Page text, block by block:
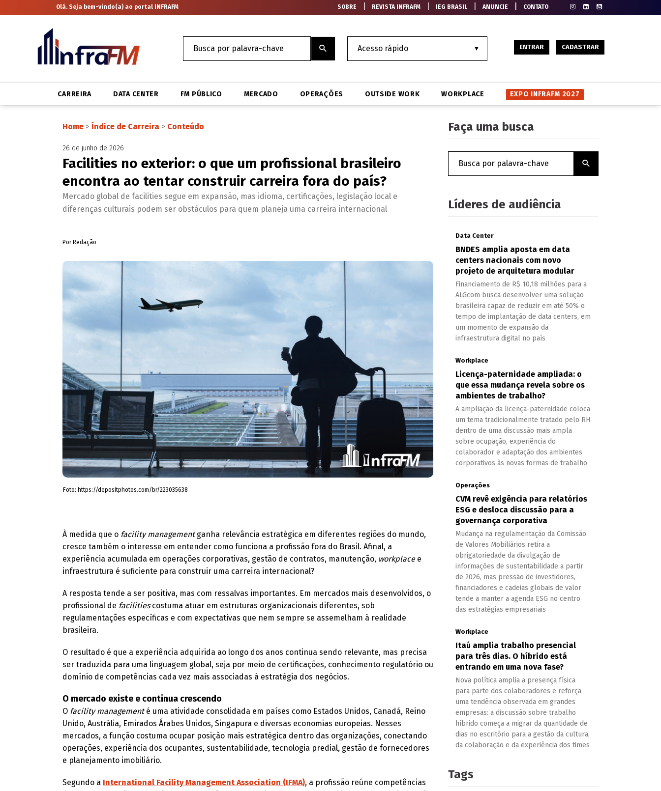
Olá. Seja bem-vindo(a) ao portal INFRAFM SOBRE REVISTA INFRAFM IEG BRASIL|ANUNCIE CONTATO
ENTRAR CADASTRAR
CARREIRA DATA CENTER FM PÚBLICO MERCADO OPERAÇÕES OUTSIDE WORK WORKPLACE EXPO INFRAFM 2027
Home> Índice de Carreira > Conteúdo
26 de junho de 2026
Facilities no exterior: o que um profissional brasileiro
encontra ao tentar construir carreira fora do país?
Mercado global de facilities segue em expansão, mas idioma, certificações, legislação local e
diferenças culturais podem ser obstáculos para quem planeja uma carreira internacional
Por Redação
Foto: https://depositphotos.com/br/223035638
À medida que o facility managementganha relevância estratégica em diferentes regiões do mundo,
cresce também o interesse em entender como funciona a profissão fora do Brasil. Afinal, a
experiência acumulada em operações corporativas, gestão de contratos, manutenção, workplacee
infraestrutura é suficiente para construir uma carreira internacional?
A resposta tende a ser positiva, mas com ressalvas importantes. Em mercados mais desenvolvidos, o
profissional de facilitiescostuma atuar em estruturas organizacionais diferentes, sob
regulamentações específicas e com expectativas que nem sempre se assemelham à realidade
brasileira.
O resultado é que a experiência adquirida ao longo dos anos continua sendo relevante, mas precisa
ser traduzida para uma linguagem global, seja por meio de certificações, conhecimento regulatório ou
domínio de competências cada vez mais associadas à estratégia dos negócios.
O mercado existe e continua crescendo
O facility managementé uma atividade consolidada em países como Estados Unidos, Canadá, Reino
Unido, Austrália, Emirados Árabes Unidos, Singapura e diversas economias europeias. Nesses
mercados, a função costuma ocupar posição mais estratégica dentro das organizações, conectando
operações, experiência dos ocupantes, sustentabilidade, tecnologia predial, gestão de fornecedores
e planejamento imobiliário.
Segundo a International Facility Management Association (IFMA), a profissão reúne competências
Faça uma busca
Líderes de audiência
Data Center
BNDES amplia aposta em data
centers nacionais com novo
projeto de arquitetura modular
Financiamento de R$ 10,18 milhões para a
ALGcom busca desenvolver uma solução
brasileira capaz de reduzir em até 50% o
tempo de implantação de data centers, em
um momento de expansão da
infraestrutura digital no país
Workplace
Licença-paternidade ampliada: o
que essa mudança revela sobre os
ambientes de trabalho?
A ampliação da licença-paternidade coloca
um tema tradicionalmente tratado pelo RH
dentro de uma discussão mais ampla
sobre ocupação, experiência do
colaborador e adaptação dos ambientes
corporativos às novas formas de trabalho
Operações
CVM revê exigência para relatórios
ESG e desloca discussão para a
governança corporativa
Mudança na regulamentação da Comissão
de Valores Mobiliários retira a
obrigatoriedade da divulgação de
informações de sustentabilidade a partir
de 2026, mas pressão de investidores,
financiadores e cadeias globais de valor
tende a manter a agenda ESG no centro
das estratégias empresariais
Workplace
Itaú amplia trabalho presencial
para três dias. O híbrido está
entrando em uma nova fase?
Nova política amplia a presença física
para parte dos colaboradores e reforça
uma tendência observada em grandes
empresas: a discussão sobre trabalho
híbrido começa a migrar da quantidade de
dias no escritório para a gestão da cultura,
da colaboração e da experiência dos times
Tags